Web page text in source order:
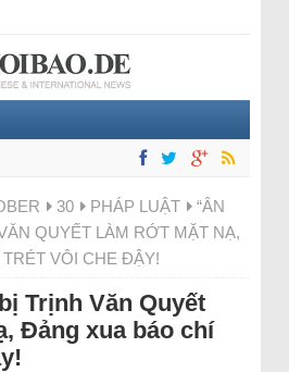
30 PHÁP LUẬT
“ÂN
QUYẾT LÀM RỚT MẶT NẠ,
VÔI CHE ĐẬY!
Trịnh Văn Quyết
Đảng xua báo chí